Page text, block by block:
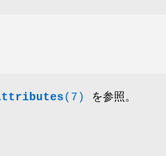
(7) を参照。